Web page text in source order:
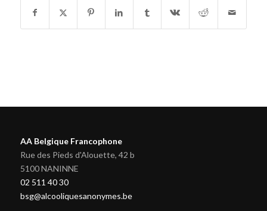
AA Belgique Francophone
Rue des Pieds d'Alouette, 42 b
5100 NANINNE
02 511 40 30
bsg@alcooliquesanonymes.be